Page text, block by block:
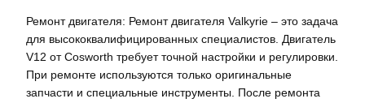
Ремонт двигателя: Ремонт двигателя Valkyrie – это задача
для высококвалифицированных специалистов. Двигатель
V12 от Cosworth требует точной настройки и регулировки.
При ремонте используются только оригинальные
запчасти и специальные инструменты. После ремонта